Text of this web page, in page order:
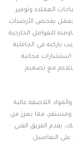
العملاء وتوفير
بفحص الأرضيات
للعوامل الخارجية
في الجافلية
مجانية
يتلاءم مع تصميم
اللاصقة عالية
مما يعزز من
يقدم الفريق الفني
التفاصيل